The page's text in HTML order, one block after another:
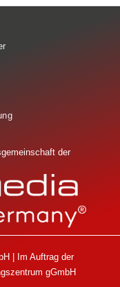
der
| Im Auftrag der
gGmbH